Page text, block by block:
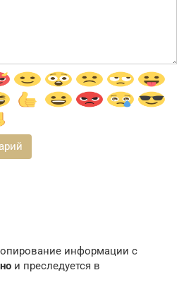
информации с
и преследуется в